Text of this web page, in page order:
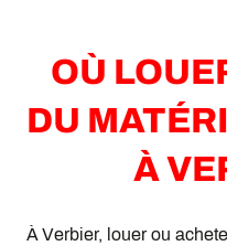
OÙ
DU
À
À Verbier, louer ou